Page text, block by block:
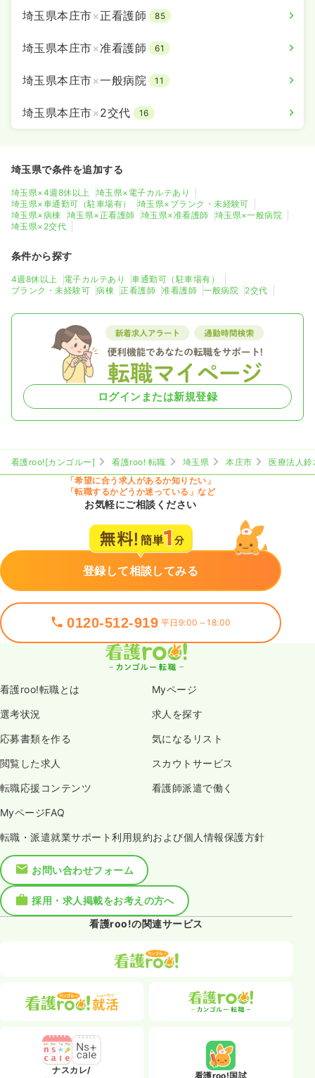
埼玉県本庄市×正看護師 85
埼玉県本庄市×准看護師 61
埼玉県本庄市×一般病院 11
埼玉県本庄市×2交代 16
埼玉県で条件を追加する
埼玉県×4週8休以上
埼玉県×電子カルテあり
埼玉県×車通勤可（駐車場有）
埼玉県×ブランク・未経験可
埼玉県×病棟
埼玉県×正看護師 埼玉県×准看護師
埼玉県×一般病院
埼玉県×2交代
条件から探す
4週8休以上 電子カルテあり
車通勤可（駐車場有）
ブランク・未経験可
病棟 正看護師 准看護師 一般病院 2交代
ログインまたは新規登録
看護roo![カンゴルー] 看護roo! 転職 埼玉県 本庄市
医療法人
「希望に合う求人があるか知りたい」
「転職するかどうか迷っている」など
お気軽にご相談ください
登録して相談してみる
0120-512-919 平日9:00～18:00
看護roo!転職とは Myページ
選考状況 求人を探す
応募書類を作る 気になるリスト
閲覧した求人 スカウトサービス
転職応援コンテンツ 看護師派遣で働く
MyページFAQ
転職・派遣就業サポート利用規約および個人情報保護方針
お問い合わせフォーム
採用・求人掲載をお考えの方へ
看護roo!の関連サービス
ナスカレ/
看護roo!国試